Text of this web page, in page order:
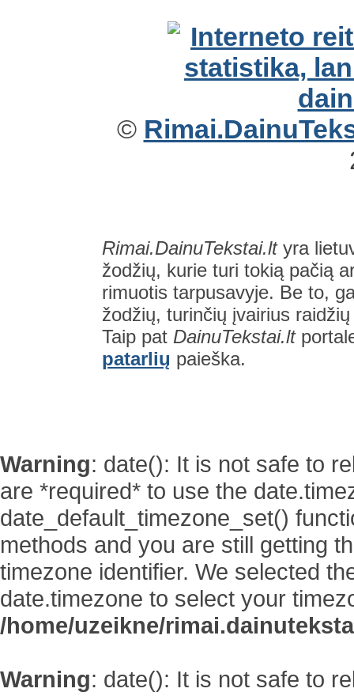
©
Rimai.DainuTekstai.ltyra
žodžių, kurie turi tokią pačią
rimuotis tarpusavyje. Be to,
žodžių, turinčių įvairius
Taip pat DainuTekstai.lt
patarlių paieška.
Warning: date(): It is not safe to
are *required* to use the
date_default_timezone_set()
methods and you are still getting
timezone identifier. We selected
date.timezone to select your
/home/uzeikne/
Warning: date(): It is not safe to